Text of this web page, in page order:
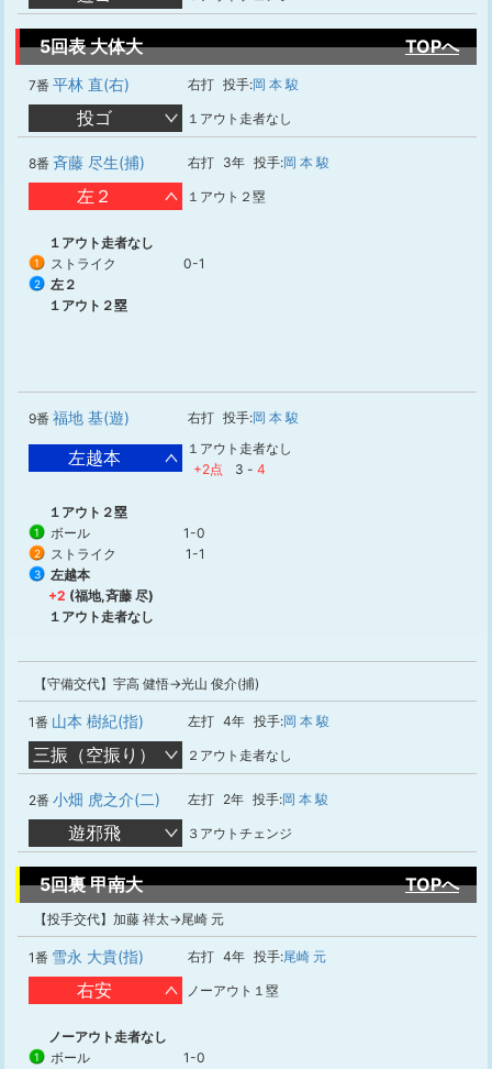
5回表 大体大 TOPへ
7番 平林 直(右) 右打 投手:岡 本 駿
投ゴ １アウト走者なし
8番 斉藤 尽生(捕) 右打 3年 投手:岡 本 駿
左２ １アウト２塁
１アウト走者なし
1 ストライク 0-1
2
左２
１アウト２塁
9番 福地 基(遊) 右打 投手:岡 本 駿
左越本
１アウト走者なし
+2点
3 - 4
１アウト２塁
1 ボール 1-0
2 ストライク 1-1
3
左越本
+2 (福地,斉藤 尽)
１アウト走者なし
【守備交代】宇高 健悟→光山 俊介(捕)
1番 山本 樹紀(指) 左打 4年 投手:岡 本 駿
三振（空振り） ２アウト走者なし
2番 小畑 虎之介(二) 左打 2年 投手:岡 本 駿
遊邪飛 ３アウトチェンジ
5回裏 甲南大 TOPへ
【投手交代】加藤 祥太→尾崎 元
1番 雪永 大貴(指) 右打 4年 投手:尾崎 元
右安 ノーアウト１塁
ノーアウト走者なし
1 ボール 1-0